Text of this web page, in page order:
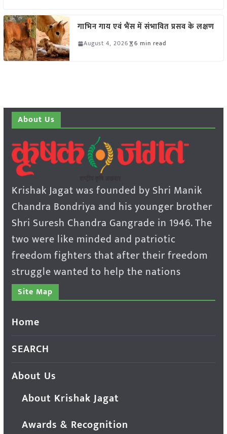
गाभिन गाय एवं भैंस में संभावित प्रसव के लक्षण
August 4, 2026 6 min read
About Us
Krishak Jagat was founded by Shri Manik
Chandra Bondriya and his younger brother
Shri Suresh Chandra Gangrade in 1946. The
two were like minded and patriotic
freedom fighters that after their freedom
struggle wanted to help the nations
Site Map
Home
SEARCH
About Us
About Krishak Jagat
Awards & Recognition